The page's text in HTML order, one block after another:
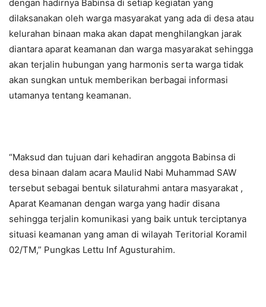
dengan hadirnya Babinsa di setiap kegiatan yang
dilaksanakan oleh warga masyarakat yang ada di desa atau
kelurahan binaan maka akan dapat menghilangkan jarak
diantara aparat keamanan dan warga masyarakat sehingga
akan terjalin hubungan yang harmonis serta warga tidak
akan sungkan untuk memberikan berbagai informasi
utamanya tentang keamanan.
“Maksud dan tujuan dari kehadiran anggota Babinsa di
desa binaan dalam acara Maulid Nabi Muhammad SAW
tersebut sebagai bentuk silaturahmi antara masyarakat ,
Aparat Keamanan dengan warga yang hadir disana
sehingga terjalin komunikasi yang baik untuk terciptanya
situasi keamanan yang aman di wilayah Teritorial Koramil
02/TM,” Pungkas Lettu Inf Agusturahim.